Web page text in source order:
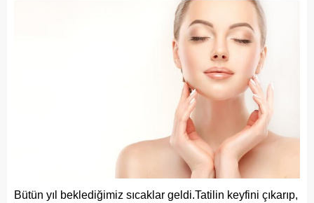
Bütün yıl beklediğimiz sıcaklar geldi.Tatilin keyfini çıkarıp,